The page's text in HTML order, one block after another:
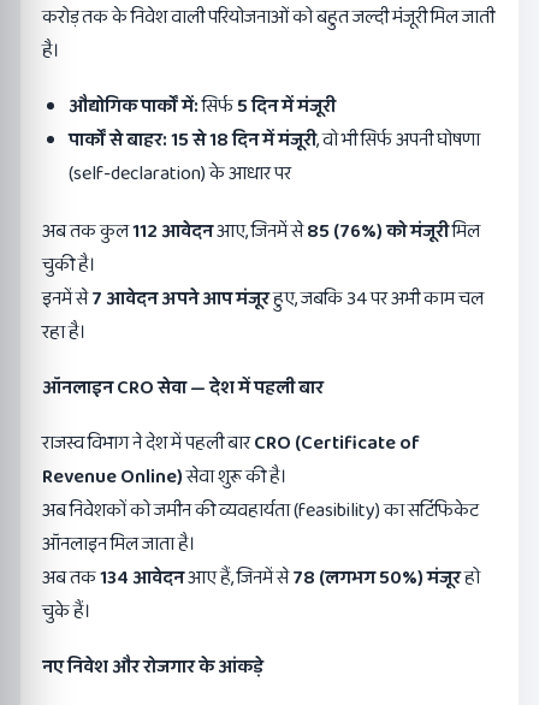
करोड़ तक के निवेश वाली परियोजनाओं को बहुत जल्दी मंजूरी मिल जाती
है।
औद्योगिक पार्कों में:सिर्फ5दिन में मंजूरी
पार्कों से बाहर:15से18दिन में मंजूरी, वो भी सिर्फ अपनी घोषणा
(self-declaration) के आधार पर
अब तक कुल112 आवेदनआए, जिनमें से85 (76%)को मंजूरीमिल
चुकी है।
इनमें से7 आवेदन अपने आप मंजूरहुए, जबकि 34 पर अभी काम चल
रहा है।
ऑनलाइनCROसेवा—देश में पहली बार
राजस्व विभाग ने देश में पहली बारCRO (Certificate of
Revenue Online)सेवा शुरू की है।
अब निवेशकों को जमीन की व्यवहार्यता (feasibility) का सर्टिफिकेट
ऑनलाइन मिल जाता है।
अब तक134 आवेदनआए हैं, जिनमें से78 (लगभग50%)मंजूरहो
चुके हैं।
नए निवेश और रोजगार के आंकड़े